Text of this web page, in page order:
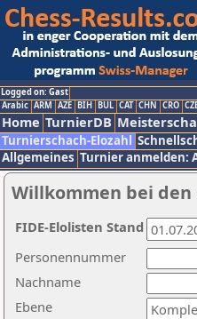
Logged on: Gast
Arabic ARM AZE BIH BUL CAT CHN CRO
Home TurnierDB
Turnierschach-Elozahl
Allgemeines Turnier anmelden:
Willkommen bei den
Nachname
Ebene
Personennummer
FIDE-Elolisten Stand